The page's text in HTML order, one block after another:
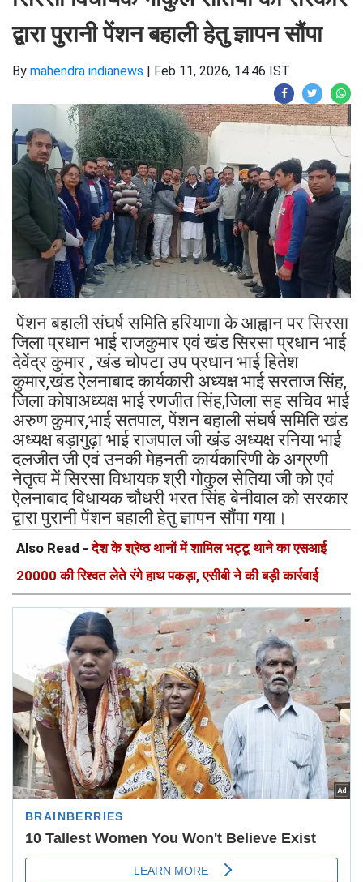
द्वारा पुरानी पेंशन बहाली हेतु ज्ञापन सौंपा
By mahendra indianews | Feb 11, 2026, 14:46 IST
पेंशन बहाली संघर्ष समिति हरियाणा के आह्वान पर सिरसा
जिला प्रधान भाई राजकुमार एवं खंड सिरसा प्रधान भाई
देवेंद्र कुमार , खंड चोपटा उप प्रधान भाई हितेश
कुमार,खंड ऐलनाबाद कार्यकारी अध्यक्ष भाई सरताज सिंह,
जिला कोषाअध्यक्ष भाई रणजीत सिंह,जिला सह सचिव भाई
अरुण कुमार,भाई सतपाल, पेंशन बहाली संघर्ष समिति खंड
अध्यक्ष बड़ागुढ़ा भाई राजपाल जी खंड अध्यक्ष रनिया भाई
दलजीत जी एवं उनकी मेहनती कार्यकारिणी के अग्रणी
नेतृत्व में सिरसा विधायक श्री गोकुल सेतिया जी को एवं
ऐलनाबाद विधायक चौधरी भरत सिंह बेनीवाल को सरकार
द्वारा पुरानी पेंशन बहाली हेतु ज्ञापन सौंपा गया।
Also Read -देश के श्रेष्ठ थानों में शामिल भट्टू थाने का एसआई
20000 की रिश्वत लेते रंगे हाथ पकड़ा, एसीबी ने की बड़ी कार्रवाई